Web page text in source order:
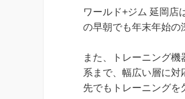
ワールド+ジム 延岡店
の早朝でも年末年始の
また、トレーニング
系まで、幅広い層に
先でもトレーニングを